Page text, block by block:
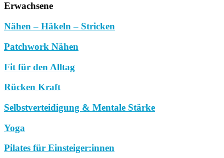
Erwachsene
Nähen – Häkeln – Stricken
Patchwork Nähen
Fit für den Alltag
Rücken Kraft
Selbstverteidigung & Mentale Stärke
Yoga
Pilates für Einsteiger:innen